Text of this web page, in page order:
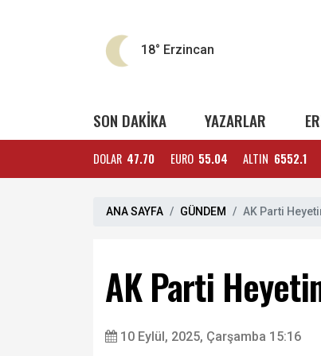
18° Erzincan
SON DAKİKA YAZARLAR
DOLAR 47.70 EURO 55.04 ALTIN 6552.1
ANA SAYFA GÜNDEM AK Parti
AK Parti
10 Eylül, 2025, Çarşamba 15:16